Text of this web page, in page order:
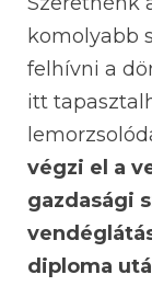
komolyabb
felhívni a
itt
végzi el a
gazdasági
diploma